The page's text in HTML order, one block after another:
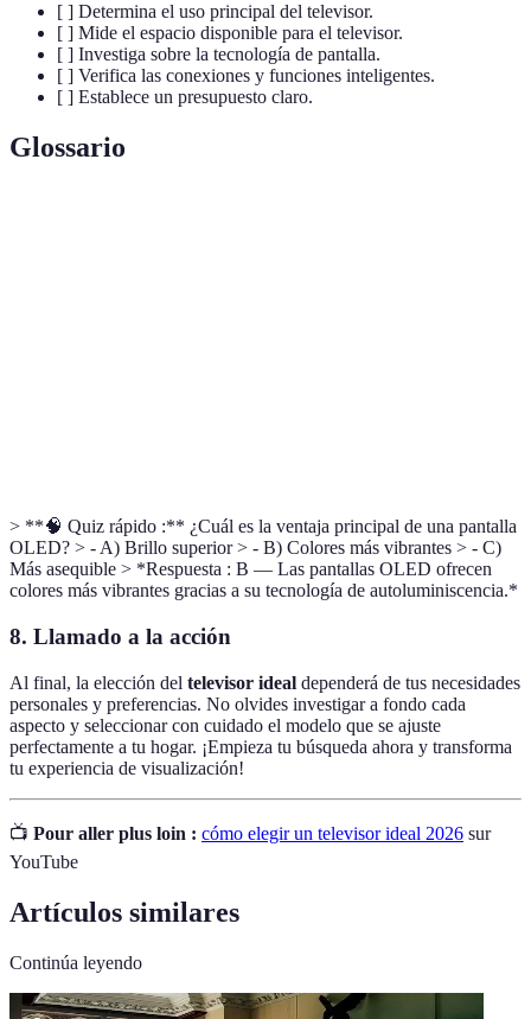
[ ] Determina el uso principal del televisor.
[ ] Mide el espacio disponible para el televisor.
[ ] Investiga sobre la tecnología de pantalla.
[ ] Verifica las conexiones y funciones inteligentes.
[ ] Establece un presupuesto claro.
Glossario
> **🧠 Quiz rápido :** ¿Cuál es la ventaja principal de una pantalla
OLED? > - A) Brillo superior > - B) Colores más vibrantes > - C)
Más asequible > *Respuesta : B — Las pantallas OLED ofrecen
colores más vibrantes gracias a su tecnología de autoluminiscencia.*
8. Llamado a la acción
Al final, la elección del televisor ideal dependerá de tus necesidades
personales y preferencias. No olvides investigar a fondo cada
aspecto y seleccionar con cuidado el modelo que se ajuste
perfectamente a tu hogar. ¡Empieza tu búsqueda ahora y transforma
tu experiencia de visualización!
📺 Pour aller plus loin : cómo elegir un televisor ideal 2026 sur
YouTube
Artículos similares
Continúa leyendo